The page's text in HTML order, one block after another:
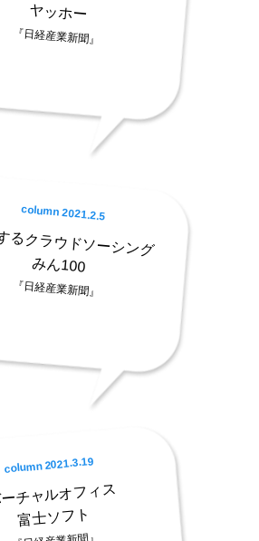
ヤッホー
『日経産業新聞』
column 2021.2.5
るクラウドソーシング
みん100
『日経産業新聞』
column 2021.3.19
チャルオフィス
富士ソフト